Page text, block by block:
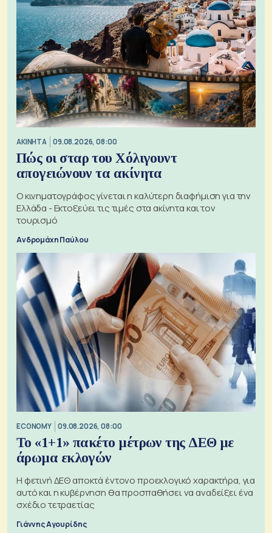
ΑΚΙΝΗΤΑ 09.08.2026, 08:00
Πώς οι σταρ του Χόλιγουντ
απογειώνουν τα ακίνητα
Ο κινηματογράφος γίνεται η καλύτερη διαφήμιση για την
Ελλάδα - Εκτοξεύει τις τιμές στα ακίνητα και τον
τουρισμό
Ανδρομάχη Παύλου
ECONOMY 09.08.2026, 08:00
Το «1+1» πακέτο μέτρων της ΔΕΘ με
άρωμα εκλογών
Η φετινή ΔΕΘ αποκτά έντονο προεκλογικό χαρακτήρα, για
αυτό και η κυβέρνηση θα προσπαθήσει να αναδείξει ένα
σχέδιο τετραετίας
Γιάννης Αγουρίδης